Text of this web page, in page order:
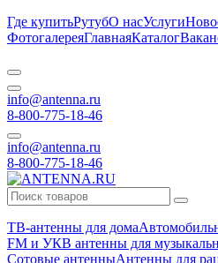
Где купитьРутубО насУслуги
ФотогалереяГлавнаяКаталог
info@antenna.ru
8-800-775-18-46
info@antenna.ru
8-800-775-18-46
ТВ-антенны для дома
FM и УКВ антенны для
Сотовые антенныАнтенны для